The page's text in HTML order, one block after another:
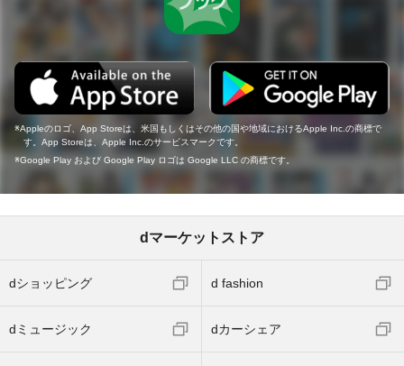
Appleのロゴ、App Storeは、米国もしくはその他の国や地域におけるApple Inc.の商標で
す。App Storeは、Apple Inc.のサービスマークです。
Google Play および Google Play ロゴは Google LLC の商標です。
dマーケットストア
dショッピング d fashion
dミュージック dカーシェア